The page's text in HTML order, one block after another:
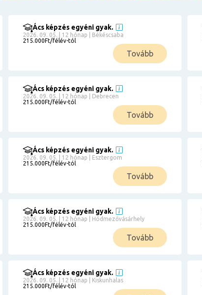
Ács képzés egyéni gyak.
2026. 09. 05. | 12 hónap | Békéscsaba
215.000Ft/félév-tól
Tovább
Ács képzés egyéni gyak.
2026. 09. 05. | 12 hónap | Debrecen
215.000Ft/félév-tól
Tovább
Ács képzés egyéni gyak.
2026. 09. 05. | 12 hónap | Esztergom
215.000Ft/félév-tól
Tovább
Ács képzés egyéni gyak.
2026. 09. 05. | 12 hónap | Hódmezővásárhely
215.000Ft/félév-tól
Tovább
Ács képzés egyéni gyak.
2026. 09. 05. | 12 hónap | Kiskunhalas
215.000Ft/félév-tól